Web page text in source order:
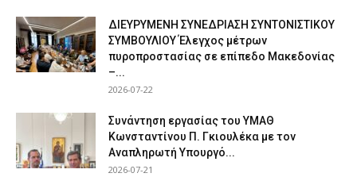
ΔΙΕΥΡΥΜΕΝΗ ΣΥΝΕΔΡΙΑΣΗ ΣΥΝΤΟΝΙΣΤΙΚΟΥ
ΣΥΜΒΟΥΛΙΟΥ Έλεγχος μέτρων
πυροπροστασίας σε επίπεδο Μακεδονίας
–...
2026-07-22
Συνάντηση εργασίας του ΥΜΑΘ
Κωνσταντίνου Π. Γκιουλέκα με τον
Αναπληρωτή Υπουργό...
2026-07-21